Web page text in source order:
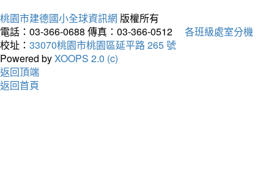
桃園市建德國小全球資訊網 版權所有
電話：03-366-0688 傳真：03-366-0512
各班級處室分機
校址： 33070桃園市桃園區延平路 265 號
Powered byXOOPS 2.0 (c)
返回頂端
返回首頁